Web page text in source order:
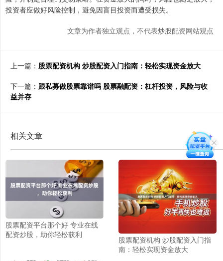
投资者应做好风险控制，避免因盲目投资而遭受损失。
文章为作者独立观点，不代表炒股配资网站观点
上一篇： 股票配资机构 炒股配资入门指南：轻松实现资金放大
下一篇： 跟私募做股票靠谱吗 股票融配资：杠杆投资，风险与收
益并存
相关文章
股票配资平台那个好 专业在线
配资炒股，助你轻松获利
股票配资机构 炒股配资入门指
南：轻松实现资金放大